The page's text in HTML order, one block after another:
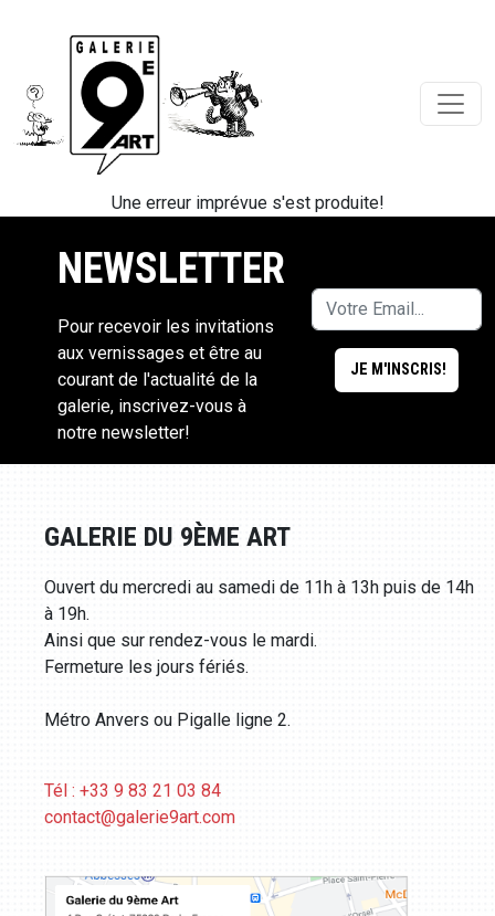
Une erreur imprévue s'est produite!
NEWSLETTER
Pour recevoir les invitations
aux vernissages et être au
courant de l'actualité de la
galerie, inscrivez-vous à
notre newsletter!
GALERIE DU 9ÈME ART
Ouvert du mercredi au samedi de 11h à 13h puis de 14h
à 19h.
Ainsi que sur rendez-vous le mardi.
Fermeture les jours fériés.
Métro Anvers ou Pigalle ligne 2.
Tél : +33 9 83 21 03 84
contact@galerie9art.com